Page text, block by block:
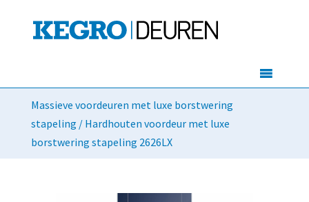
Massieve voordeuren met luxe borstwering
stapeling / Hardhouten voordeur met luxe
borstwering stapeling 2626LX